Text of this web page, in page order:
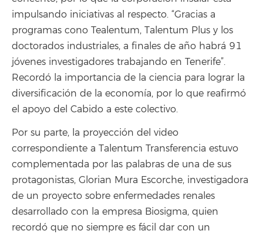
impulsando iniciativas al respecto. “Gracias a
programas cono Tealentum, Talentum Plus y los
doctorados industriales, a finales de año habrá 91
jóvenes investigadores trabajando en Tenerife”.
Recordó la importancia de la ciencia para lograr la
diversificación de la economía, por lo que reafirmó
el apoyo del Cabido a este colectivo.
Por su parte, la proyección del video
correspondiente a Talentum Transferencia estuvo
complementada por las palabras de una de sus
protagonistas, Glorian Mura Escorche, investigadora
de un proyecto sobre enfermedades renales
desarrollado con la empresa Biosigma, quien
recordó que no siempre es fácil dar con un